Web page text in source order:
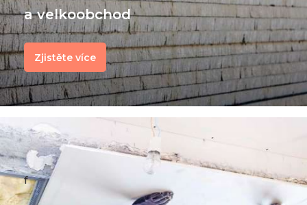
a velkoobchod
Zjistěte více
f